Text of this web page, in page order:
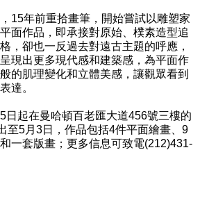
15年前重拾畫筆，開始嘗試以雕塑家
面作品，即承接對原始、樸素造型追
，卻也一反過去對遠古主題的呼應，
現出更多現代感和建築感，為平面作
的肌理變化和立體美感，讓觀眾看到
達。
日起在曼哈頓百老匯大道456號三樓的
至5月3日，作品包括4件平面繪畫、9
一套版畫；更多信息可致電(212)431-